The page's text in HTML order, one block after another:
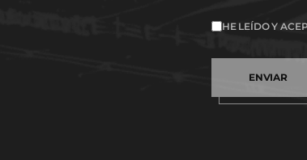
HE LEÍDO Y
ENVIAR